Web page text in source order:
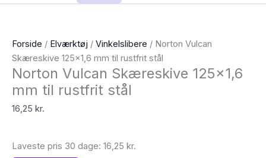
Forside / Elværktøj / Vinkelslibere / Norton Vulcan
Skæreskive 125×1,6 mm til rustfrit stål
Norton Vulcan Skæreskive 125×1,6
mm til rustfrit stål
16,25 kr.
Laveste pris 30 dage: 16,25 kr.